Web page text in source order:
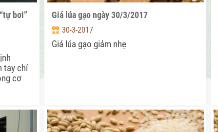
bơi”
tay chỉ
cơ
Giá lúa gạo ngày 30/3/2017
30-3-2017
Giá lúa gạo giảm nhẹ